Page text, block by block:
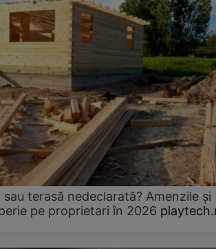
sau terasă nedeclarată? Amenzile și
pe proprietari în 2026